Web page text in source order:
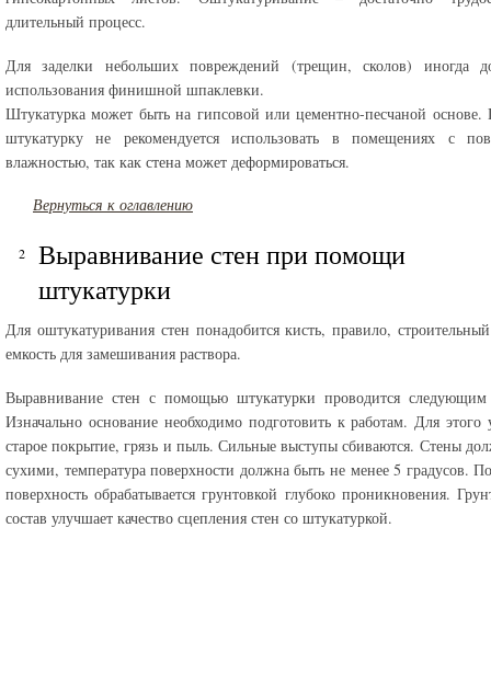
длительный процесс.
Для заделки небольших повреждений (трещин, сколов) иногда
использования финишной шпаклевки.
Штукатурка может быть на гипсовой или цементно-песчаной основе.
штукатурку не рекомендуется использовать в помещениях с
влажностью, так как стена может деформироваться.
Вернуться к оглавлению
Выравнивание стен при помощи
штукатурки
Для оштукатуривания стен понадобится кисть, правило,
емкость для замешивания раствора.
Выравнивание стен с помощью штукатурки проводится следующим
Изначально основание необходимо подготовить к работам. Для этого
старое покрытие, грязь и пыль. Сильные выступы сбиваются. Стены
сухими, температура поверхности должна быть не менее 5 градусов.
поверхность обрабатывается грунтовкой глубоко проникновения.
состав улучшает качество сцепления стен со штукатуркой.